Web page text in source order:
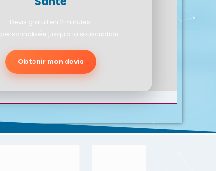
Devis gratuit en 2 minutes.
jusqu’à la souscription.
Obtenir mon devis